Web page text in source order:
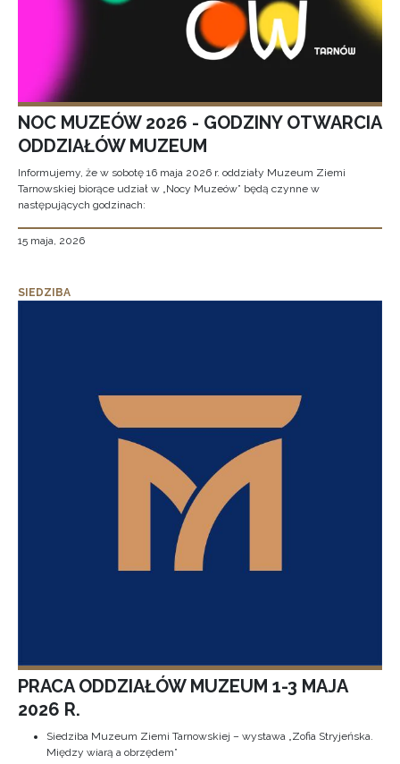
NOC MUZEÓW 2026 - GODZINY OTWARCIA
ODDZIAŁÓW MUZEUM
Informujemy, że w sobotę 16 maja 2026 r. oddziały Muzeum Ziemi
Tarnowskiej biorące udział w „Nocy Muzeów” będą czynne w
następujących godzinach:
15 maja, 2026
SIEDZIBA
PRACA ODDZIAŁÓW MUZEUM 1-3 MAJA
2026 R.
Siedziba Muzeum Ziemi Tarnowskiej – wystawa „Zofia Stryjeńska.
Między wiarą a obrzędem”